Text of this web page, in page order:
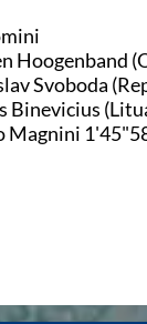
Hoogenband
Svoboda
Binevicius
Magnini